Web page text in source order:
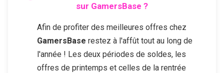
sur GamersBase ?
Afin de profiter des meilleures offres chez
GamersBase restez à l'affût tout au long de
l'année ! Les deux périodes de soldes, les
offres de printemps et celles de la rentrée